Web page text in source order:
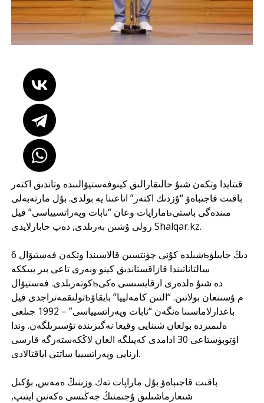
قىتايدا وتكەن شىۇ حالىقارالىق كينوفەستيۆالىندە وتاندىق اكتەر
باقىت قاجىباەۆ “ۇزدىك اكتەر” اتاعىنا يە بولدى. بۇل مارتەبەلى
ماراپات وعان “نابات وپەراتسيياسى” فيلьمىندەگى باستى
Shalqar.kz.
6 شىلدە كۇنى چۋنتسين قالاسىندا وتكەن فەستيۆالьدىڭ جابىلۋ
سالتاناتىندا قازاقستاندىق كينو ونەرى تاعى بىر بيىككە
كوتەرىلدى. فەستيۆالьدە شىۇ ەلدەرى ارقايسىسى ەكى
تولىقمەتراجدى فيلьم ۇسىنعان بولاتىن. “التىن كامەلييا” بايقاۋ
باعدارلاماسىنا ەنگەن “نابات وپەراتسيياسى” – 1992 جىلعى
ەلىمىزدە بولعان شىنايى وقيعا نەگىزىندە تۇسىرىلگەن. وندا
اۆتوبۋستاعى 30 ادامدى كەپىلگە العان لاڭكەستەرگە قارسى
ارنايى وپەراتسييا ساتتى اياقتالادى.
باقىت قاجىباەۆ بۇل ماراپات تەك وزىنىڭ ەمەس, بۇكىل
شىعارماشىلىق ۇجىمنىڭ جەڭىسى ەكەنىن ايتىپ,